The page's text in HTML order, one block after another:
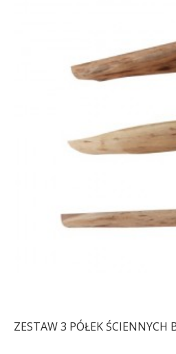
ZESTAW 3 PÓŁEK ŚCIENNYCH